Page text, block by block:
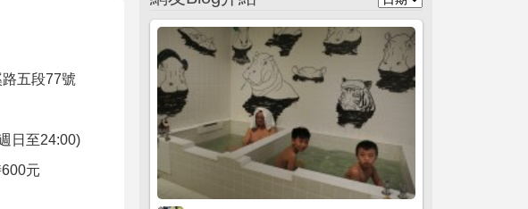
五段77號
日至24:00)
元